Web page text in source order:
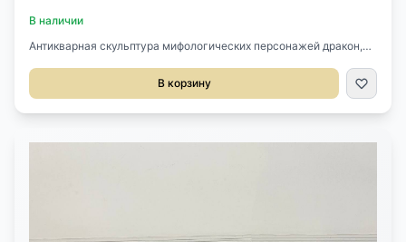
В наличии
Антикварная скульптура мифологических персонажей дракон,
тончайшая резьба ручной работы.Размер 34х15х67h см.
В корзину